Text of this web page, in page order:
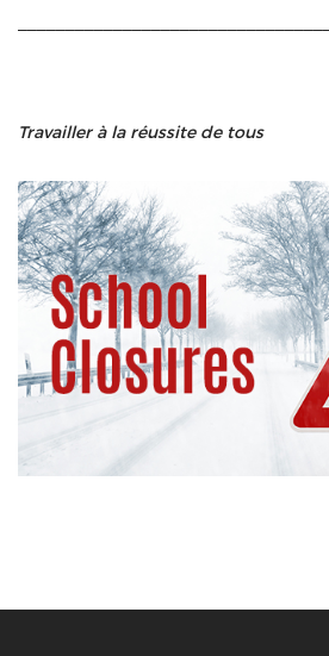
Travailler à la réussite de tous